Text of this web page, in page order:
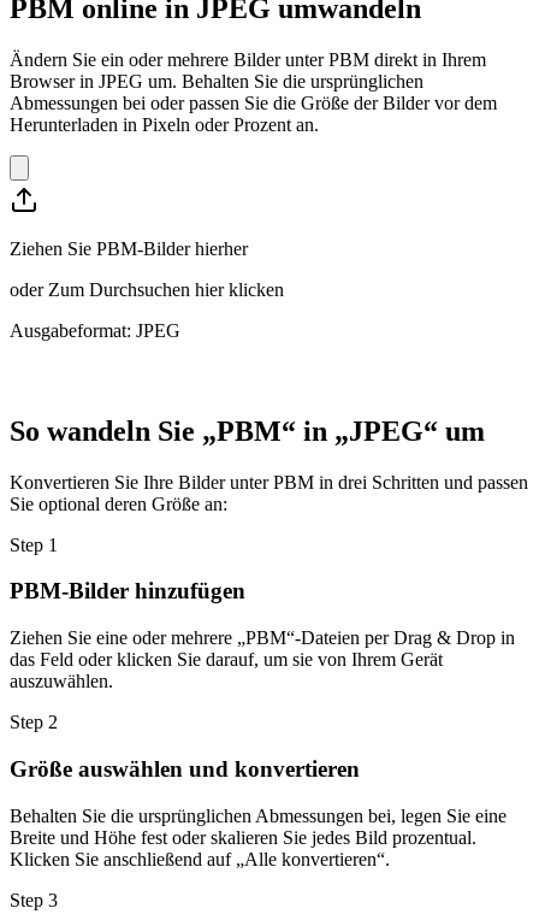
PBM online in JPEG umwandeln
Ändern Sie ein oder mehrere Bilder unter PBM direkt in Ihrem
Browser in JPEG um. Behalten Sie die ursprünglichen
Abmessungen bei oder passen Sie die Größe der Bilder vor dem
Herunterladen in Pixeln oder Prozent an.
Ziehen Sie PBM-Bilder hierher
oder Zum Durchsuchen hier klicken
Ausgabeformat: JPEG
So wandeln Sie „PBM“ in „JPEG“ um
Konvertieren Sie Ihre Bilder unter PBM in drei Schritten und passen
Sie optional deren Größe an:
Step 1
PBM-Bilder hinzufügen
Ziehen Sie eine oder mehrere „PBM“-Dateien per Drag & Drop in
das Feld oder klicken Sie darauf, um sie von Ihrem Gerät
auszuwählen.
Step 2
Größe auswählen und konvertieren
Behalten Sie die ursprünglichen Abmessungen bei, legen Sie eine
Breite und Höhe fest oder skalieren Sie jedes Bild prozentual.
Klicken Sie anschließend auf „Alle konvertieren“.
Step 3